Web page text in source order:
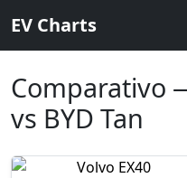
EV Charts
Comparativo
vs BYD Tan